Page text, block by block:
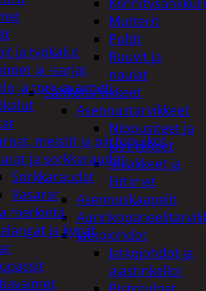
Mutterit
Pultit
Ruuvit ja
naulat
Sähkötarvikkeet
Asennustarvikkeet
Nippusiteet ja
kiinnikkeet
Sulakkeet ja
liittimet
Asennuskaapelit
Jatkojohdot
Jatkojohdot ja
ajastinkellot
ja työkalut
ja -sarjat
ja torx-avaimet
meistit ja piirtopuikot
ja sorkkaraudat
Sorkkaraudat
Vasarat
merkintä
ja kynät